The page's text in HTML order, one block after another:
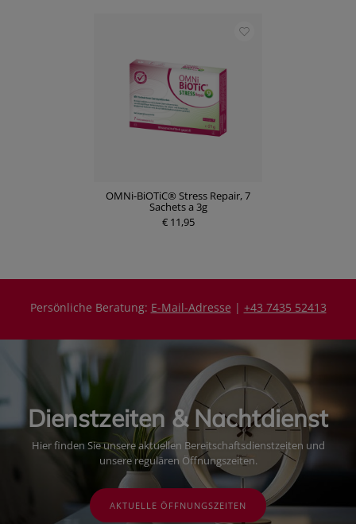
OMNi-BiOTiC® Stress Repair, 7
Sachets a 3g
€ 11,95
Persönliche Beratung: E-Mail-Adresse | +43 7435 52413
Dienstzeiten & Nachtdienst
Hier finden Sie unsere aktuellen Bereitschaftsdienstzeiten und
unsere regulären Öffnungszeiten.
AKTUELLE ÖFFNUNGSZEITEN